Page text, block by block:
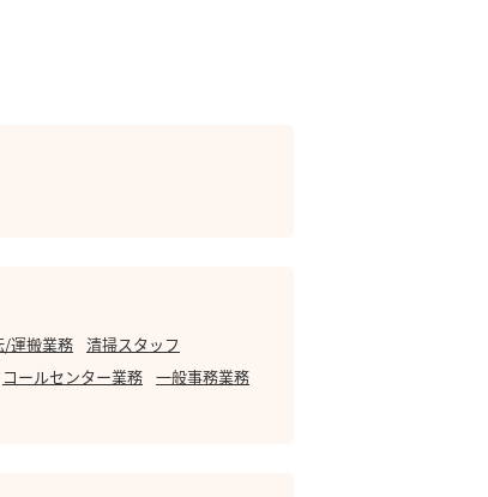
/運搬業務 清掃スタッフ
コールセンター業務 一般事務業務